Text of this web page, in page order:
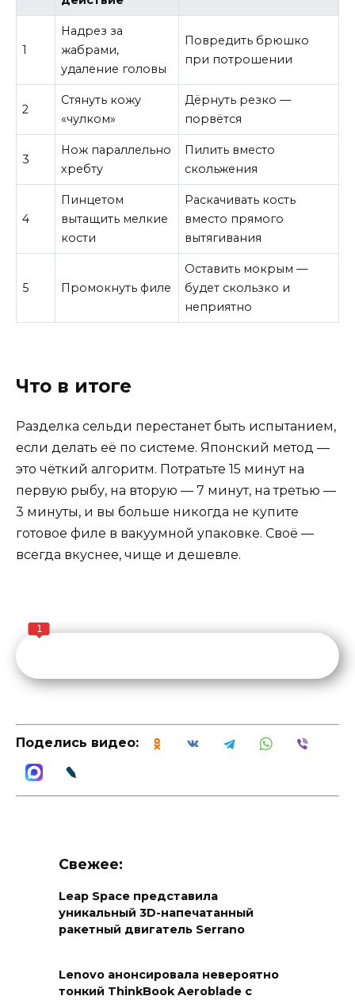
1
Надрез за
жабрами,
удаление головы
Повредить брюшко
при потрошении
2
Стянуть кожу
«чулком»
Дёрнуть резко —
порвётся
3
Нож параллельно
хребту
Пилить вместо
скольжения
4
Пинцетом
вытащить мелкие
кости
Раскачивать кость
вместо прямого
вытягивания
5 Промокнуть филе
Оставить мокрым —
будет скользко и
неприятно
Что в итоге
Разделка сельди перестанет быть испытанием,
если делать её по системе. Японский метод —
это чёткий алгоритм. Потратьте 15 минут на
первую рыбу, на вторую — 7 минут, на третью —
3 минуты, и вы больше никогда не купите
готовое филе в вакуумной упаковке. Своё —
всегда вкуснее, чище и дешевле.
1
Поделись видео:
Свежее:
Leap Space представила
уникальный 3D-напечатанный
ракетный двигатель Serrano
Lenovo анонсировала невероятно
тонкий ThinkBook Aeroblade с